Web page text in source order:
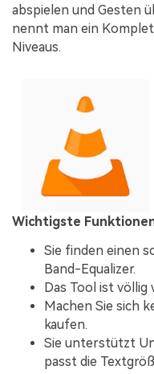
abspielen und Gesten
nennt man ein
Niveaus.
Wichtigste
Sie finden einen
Band-Equalizer.
Das Tool ist völlig
Machen Sie sich
kaufen.
Sie unterstützt
passt die